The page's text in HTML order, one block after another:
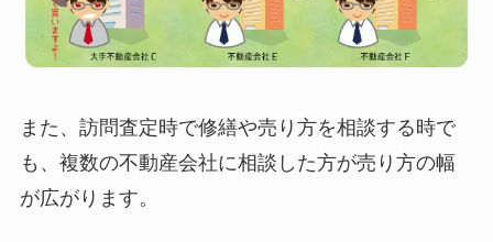
また、訪問査定時で修繕や売り方を相談する時で
も、複数の不動産会社に相談した方が売り方の幅
が広がります。